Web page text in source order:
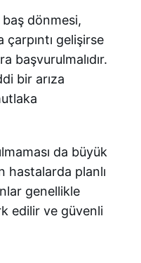
dönmesi,
çarpıntı gelişirse
başvurulmalıdır.
bir arıza
da büyük
hastalarda planlı
genellikle
edilir ve güvenli